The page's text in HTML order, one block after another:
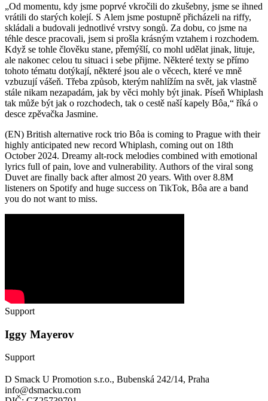
„Od momentu, kdy jsme poprvé vkročili do zkušebny, jsme se ihned
vrátili do starých kolejí. S Alem jsme postupně přicházeli na riffy,
skládali a budovali jednotlivé vrstvy songů. Za dobu, co jsme na
téhle desce pracovali, jsem si prošla krásným vztahem i rozchodem.
Když se tohle člověku stane, přemýšlí, co mohl udělat jinak, lituje,
ale nakonec celou tu situaci i sebe přijme. Některé texty se přímo
tohoto tématu dotýkají, některé jsou ale o věcech, které ve mně
vzbuzují vášeň. Třeba způsob, kterým nahlížím na svět, jak vlastně
stále nikam nezapadám, jak by věci mohly být jinak. Píseň Whiplash
tak může být jak o rozchodech, tak o cestě naší kapely Bôa,“ říká o
desce zpěvačka Jasmine.
(EN) British alternative rock trio Bôa is coming to Prague with their
highly anticipated new record Whiplash, coming out on 18th
October 2024. Dreamy alt-rock melodies combined with emotional
lyrics full of pain, love and vulnerability. Authors of the viral song
Duvet are finally back after almost 20 years. With over 8.8M
listeners on Spotify and huge success on TikTok, Bôa are a band
you do not want to miss.
Support
Iggy Mayerov
Support
D Smack U Promotion s.r.o., Bubenská 242/14, Praha
info@dsmacku.com